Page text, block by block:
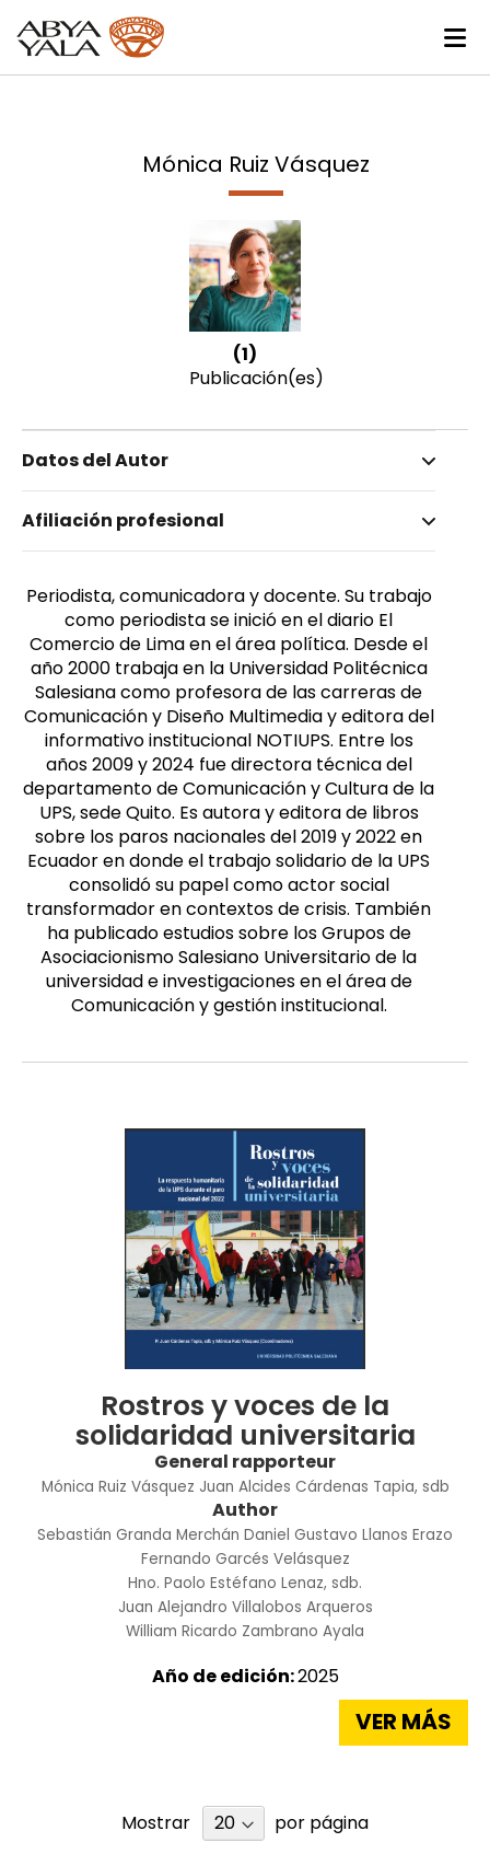
Mónica Ruiz Vásquez
(1)
Publicación(es)
Datos del Autor
Ruiz Vásquez, Mónica
Femenino
Afiliación profesional
Universidad Politécnica Salesiana
Periodista, comunicadora y docente. Su trabajo
como periodista se inició en el diario El
Comercio de Lima en el área política. Desde el
año 2000 trabaja en la Universidad Politécnica
Salesiana como profesora de las carreras de
Comunicación y Diseño Multimedia y editora del
informativo institucional NOTIUPS. Entre los
años 2009 y 2024 fue directora técnica del
departamento de Comunicación y Cultura de la
UPS, sede Quito. Es autora y editora de libros
sobre los paros nacionales del 2019 y 2022 en
Ecuador en donde el trabajo solidario de la UPS
consolidó su papel como actor social
transformador en contextos de crisis. También
ha publicado estudios sobre los Grupos de
Asociacionismo Salesiano Universitario de la
universidad e investigaciones en el área de
Comunicación y gestión institucional.
Rostros y voces de la
solidaridad universitaria
General rapporteur
Mónica Ruiz Vásquez Juan Alcides Cárdenas Tapia, sdb
Author
Sebastián Granda Merchán Daniel Gustavo Llanos Erazo
Fernando Garcés Velásquez
Hno. Paolo Estéfano Lenaz, sdb.
Juan Alejandro Villalobos Arqueros
William Ricardo Zambrano Ayala
Año de edición:2025
VER MÁS
Mostrar por página